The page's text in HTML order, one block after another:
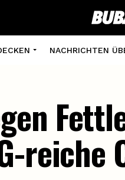
NACHRICHTEN
reiche